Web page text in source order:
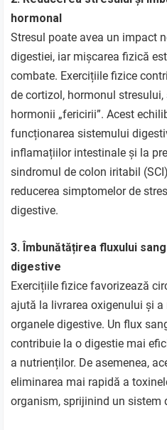
hormonal
Stresul poate avea un impact
digestiei, iar mișcarea fizică
combate. Exercițiile fizice
de cortizol, hormonul
hormonii „fericirii”. Acest
funcționarea sistemului
inflamațiilor intestinale și la
sindromul de colon iritabil
reducerea simptomelor de
digestive.
3. Îmbunătățirea fluxului
digestive
Exercițiile fizice favorizează
ajută la livrarea oxigenului și
organele digestive. Un flux
contribuie la o digestie mai
a nutrienților. De asemenea,
eliminarea mai rapidă a
organism, sprijinind un sistem